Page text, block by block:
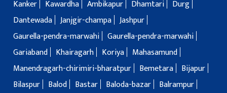
Kanker
Kawardha Ambikapur Dhamtari
Durg
Dantewada Janjgir-champa Jashpur
Gaurella-pendra-marwahi Gaurella-pendra-marwahi
Gariaband
Khairagarh Koriya
Mahasamund
Manendragarh-chirimiri-bharatpur
Bemetara
Bijapur
Bilaspur
Balod Bastar Baloda-bazar
Balrampur